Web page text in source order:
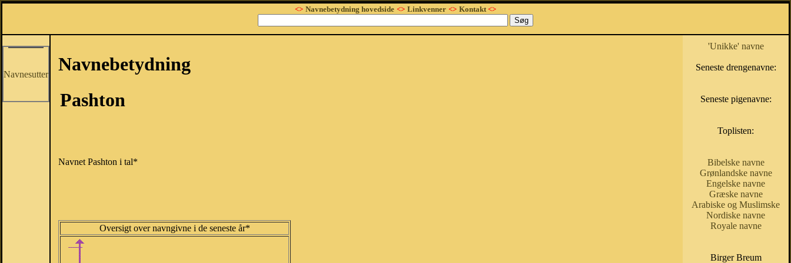
<> Navnebetydning hovedside <> Linkvenner <> Kontakt<>
Navnesutter
Navnebetydning
Pashton
Navnet Pashton i tal*
Oversigt over navngivne i de seneste år*
'Unikke' navne
Seneste drengenavne:
Seneste pigenavne:
Toplisten:
Bibelske navne
Grønlandske navne
Engelske navne
Græske navne
Arabiske og Muslimske
Nordiske navne
Royale navne
Birger Breum